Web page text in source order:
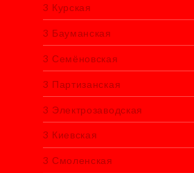
3 Курская
3 Бауманская
3 Семёновская
3 Партизанская
3 Электрозаводская
3 Киевская
3 Смоленская